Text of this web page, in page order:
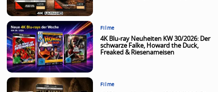
Filme
4K Blu-ray Neuheiten KW 30/2026: Der
schwarze Falke, Howard the Duck,
Freaked & Riesenameisen
Filme